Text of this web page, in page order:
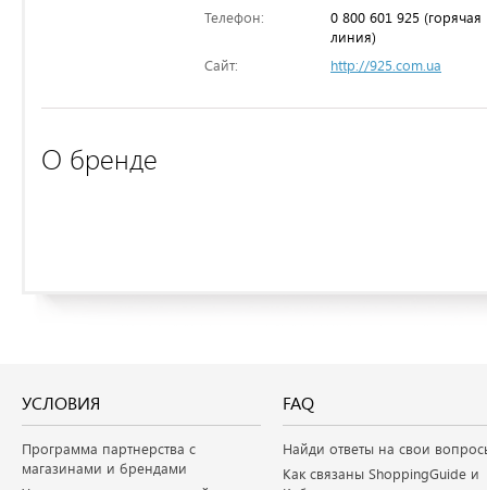
Телефон:
0 800 601 925 (горячая
линия)
Сайт:
http://925.com.ua
О бренде
УСЛОВИЯ
Программа партнерства с
магазинами и брендами
FAQ
Найди ответы на свои
Как связаны ShoppingGuide и